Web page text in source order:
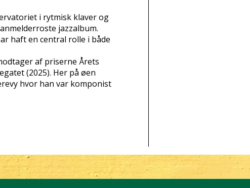
i rytmisk klaver og
jazzalbum.
haft en central rolle i både
af priserne Årets
(2025). Her på øen
hvor han var komponist